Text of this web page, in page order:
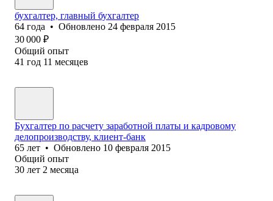
бухгалтер, главный бухгалтер
64 года • Обновлено 24 февраля 2015
30 000 ₽
Общий опыт
41 год 11 месяцев
Бухгалтер по расчету заработной платы и кадровому
делопроизводству, клиент-банк
65 лет • Обновлено 10 февраля 2015
Общий опыт
30 лет 2 месяца